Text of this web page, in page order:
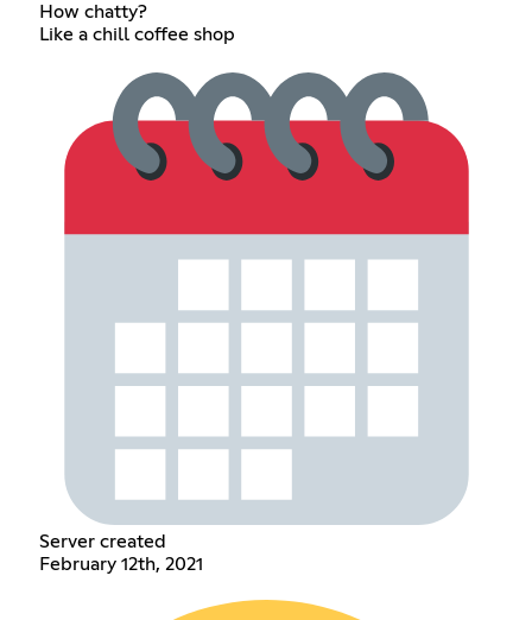
How chatty?
Like a chill coffee shop
Server created
February 12th, 2021